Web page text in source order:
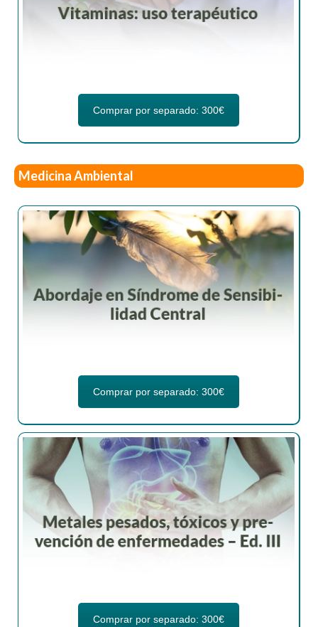
Comprar por separado: 300€
Medicina Ambiental
Comprar por separado: 300€
Comprar por separado: 300€